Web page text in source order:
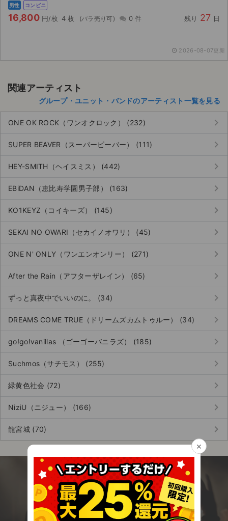
お知らせ
サイト情報
チケットジャム運営会社
チケットジャム利用規約
プライバシーポリシー
特定商取引法に基づく表記
公演登録依頼
不正転売禁止法について
チケットジャムの取り組み
音楽情報
男性 コンビニ
16,800 円/枚 4 枚 0 件 残り 27 日
2026-08-07更新
関連アーティスト
グループ・ユニット・バンドのアーティスト一覧を見る
ONE OK ROCK（ワンオクロック） (232) keyboard_arrow_right
SUPER BEAVER（スーパービーバー） (111) keyboard_arrow_right
HEY-SMITH（ヘイスミス） (442) keyboard_arrow_right
EBiDAN（恵比寿学園男子部） (163) keyboard_arrow_right
KO1KEYZ（コイキーズ） (145) keyboard_arrow_right
SEKAI NO OWARI（セカイノオワリ） (45) keyboard_arrow_right
ONE N' ONLY（ワンエンオンリー） (271) keyboard_arrow_right
After the Rain（アフターザレイン） (65) keyboard_arrow_right
ずっと真夜中でいいのに。 (34) keyboard_arrow_right
DREAMS COME TRUE（ドリームズカムトゥルー） (34) keyboard_arrow_right
go!go!vanillas （ゴーゴーバニラズ） (185) keyboard_arrow_right
Suchmos（サチモス） (255) keyboard_arrow_right
緑黄色社会 (72) keyboard_arrow_right
NiziU（ニジュー） (166) keyboard_arrow_right
龍宮城 (70) keyboard_arrow_right
今すぐアプリを無料でダウンロード！
エンタメに関わる全ての人のための安心チケッ
ト売買アプリ
×